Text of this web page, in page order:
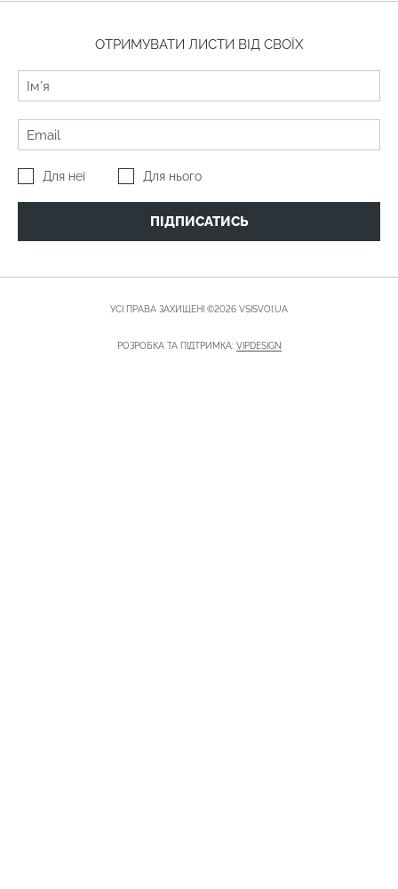
ОТРИМУВАТИ ЛИСТИ ВІД СВОЇХ
Для неї Для нього
ПІДПИСАТИСЬ
УСІ ПРАВА ЗАХИЩЕНІ ©2026 VSISVOI.UA
РОЗРОБКА ТА ПІДТРИМКА: VIPDESIGN